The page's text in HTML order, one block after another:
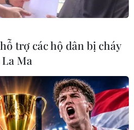
trợ các hộ dân bị cháy
Ma